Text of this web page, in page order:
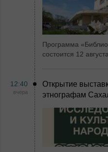
Программа
состоится 12 августа
12:40
вчера
Открытие
этнографам